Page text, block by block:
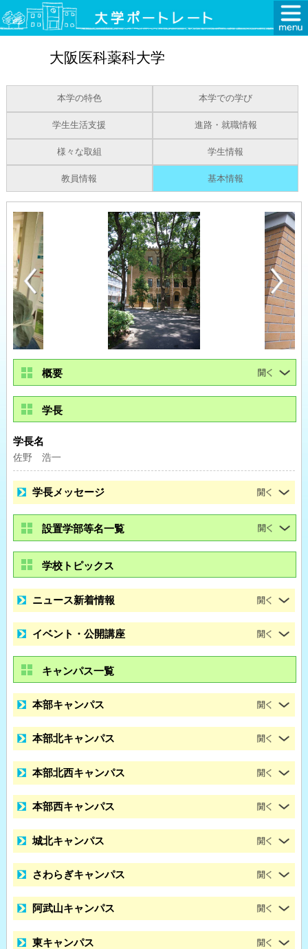
大阪医科薬科大学
本学の特色 本学での学び
学生生活支援 進路・就職情報
様々な取組 学生情報
教員情報 基本情報
概要
学長
学長名
佐野 浩一
学長メッセージ
設置学部等名一覧
学校トピックス
ニュース新着情報
イベント・公開講座
キャンパス一覧
本部キャンパス
本部北キャンパス
本部北西キャンパス
本部西キャンパス
城北キャンパス
さわらぎキャンパス
阿武山キャンパス
東キャンパス